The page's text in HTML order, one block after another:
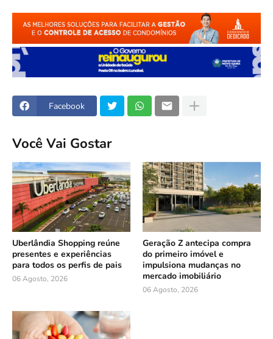
Facebook
Você Vai Gostar
Uberlândia Shopping reúne
presentes e experiências
para todos os perfis de pais
06 Agosto, 2026
Geração Z antecipa compra
do primeiro imóvel e
impulsiona mudanças no
mercado imobiliário
06 Agosto, 2026